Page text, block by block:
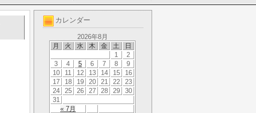
カレンダー
2026年8月
月
火 水 木 金 土 日
« 7月
1
2
3
4 5 6 7 8
9
10
11 12 13 14 15
16
17
18 19 20 21 22
23
24
25 26 27 28 29
30
31